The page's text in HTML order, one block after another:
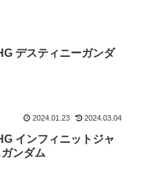
デスティニーガンダ
2024.01.23 2024.03.04
インフィニットジャ
ンダム